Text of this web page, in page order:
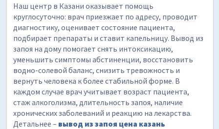
Наш центр в Казани оказывает помощь
круглосуточно: врач приезжает по адресу, проводит
диагностику, оценивает состояние пациента,
подбирает препараты и ставит капельницу. Вывод из
запоя на дому помогает снять интоксикацию,
уменьшить симптомы абстиненции, восстановить
водно-солевой баланс, снизить тревожность и
вернуть человека к более стабильной форме. В
каждом случае врач учитывает возраст пациента,
стаж алкоголизма, длительность запоя, наличие
хронических заболеваний и реакцию на лекарства.
Детальнее – вывод из запоя цена казань